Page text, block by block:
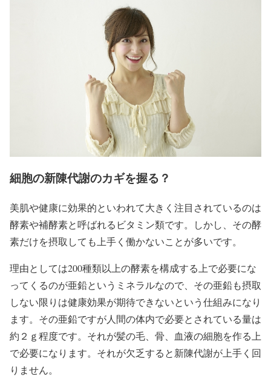
細胞の新陳代謝のカギを握る？
美肌や健康に効果的といわれて大きく注目されているのは
酵素や補酵素と呼ばれるビタミン類です。しかし、その酵
素だけを摂取しても上手く働かないことが多いです。
理由としては200種類以上の酵素を構成する上で必要にな
ってくるのが亜鉛というミネラルなので、その亜鉛も摂取
しない限りは健康効果が期待できないという仕組みになり
ます。その亜鉛ですが人間の体内で必要とされている量は
約２ｇ程度です。それが髪の毛、骨、血液の細胞を作る上
で必要になります。それが欠乏すると新陳代謝が上手く回
りません。